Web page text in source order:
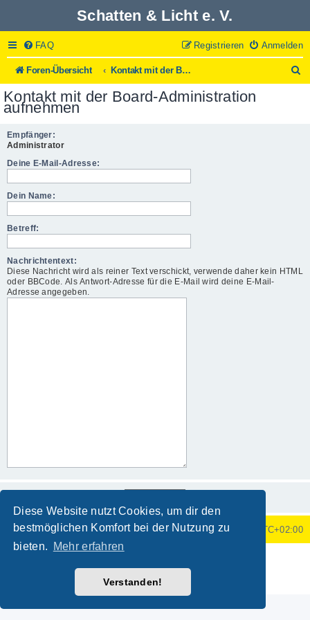
Diese Website nutzt Cookies, um dir den
bestmöglichen Komfort bei der Nutzung zu
bieten.
Mehr erfahren
Verstanden!
Schatten & Licht e. V.
FAQ Anmelden
Registrieren
Foren-Übersicht Kontakt mit der Board-Administration aufnehmen
u
Kontakt mit der Board-Administration
aufnehmen
Empfänger:
Administrator
Deine E-Mail-Adresse:
Dein Name:
Betreff:
Nachrichtentext:
Diese Nachricht wird als reiner Text verschickt, verwende daher kein HTML
oder BBCode. Als Antwort-Adresse für die E-Mail wird deine E-Mail-
Adresse angegeben.
Foren-Übersicht Alle Zeiten sind UTC+02:00
Deutsche Übersetzung durchphpBB.de
Datenschutz|Nutzungsbedingungen